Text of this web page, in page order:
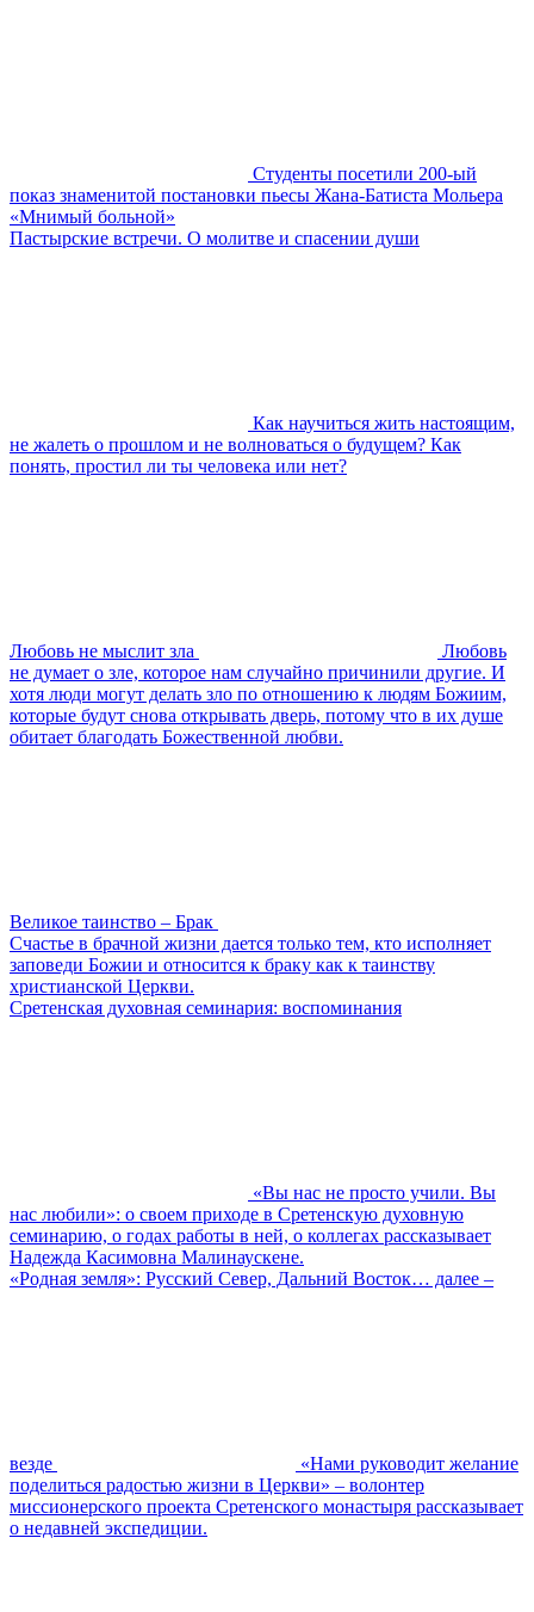
Студенты посетили 200-ый
показ знаменитой постановки пьесы Жана-Батиста Мольера
«Мнимый больной»
Пастырские встречи. О молитве и спасении души
Как научиться жить настоящим,
не жалеть о прошлом и не волноваться о будущем? Как
понять, простил ли ты человека или нет?
Любовь не мыслит зла
Любовь
не думает о зле, которое нам случайно причинили другие. И
хотя люди могут делать зло по отношению к людям Божиим,
которые будут снова открывать дверь, потому что в их душе
обитает благодать Божественной любви.
Великое таинство – Брак
Счастье в брачной жизни дается только тем, кто исполняет
заповеди Божии и относится к браку как к таинству
христианской Церкви.
Сретенская духовная семинария: воспоминания
«Вы нас не просто учили. Вы
нас любили»: о своем приходе в Сретенскую духовную
семинарию, о годах работы в ней, о коллегах рассказывает
Надежда Касимовна Малинаускене.
«Родная земля»: Русский Север, Дальний Восток… далее –
везде
«Нами руководит желание
поделиться радостью жизни в Церкви» – волонтер
миссионерского проекта Сретенского монастыря рассказывает
о недавней экспедиции.